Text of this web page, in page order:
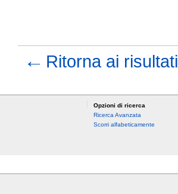
← Ritorna ai risultati
Opzioni di ricerca
Ricerca Avanzata
Scorri alfabeticamente